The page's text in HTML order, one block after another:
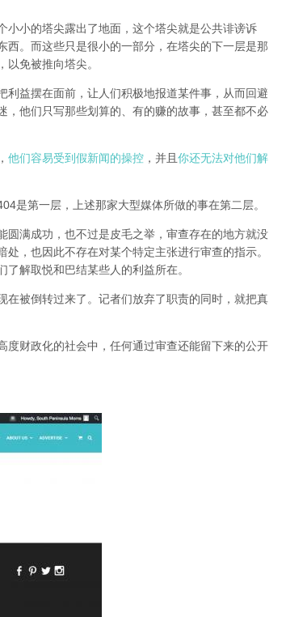
小小的塔尖露出了地面，这个塔尖就是公共诽谤诉
。而这些只是很小的一部分，在塔尖的下一层是那
免被推向塔尖。
益摆在面前，让人们积极地报道某件事，从而回避
他们只写那些划算的、有的赚的故事，甚至都不必
他们容易受到假新闻的操控 ，并且 你还无法对他们解
是第一层，上述那家大型媒体所做的事在第二层。
满成功，也不过是皮毛之举，审查存在的地方就没
，也因此不存在对某个特定主张进行审查的指示。
解取悦和巴结某些人的利益所在。
被倒转过来了。记者们放弃了职责的同时，就把真
财政化的社会中，任何通过审查还能留下来的公开